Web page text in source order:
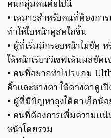
คนกลุ่มคนต่อไปนี้
• เหมาะสำหรับคนที่ต้องก
ทำให้ใบหน้าดูสดใสขึ้น
• ผู้ที่เริ่มมีกรอบหน้าไม่ชัด
ให้หน้าเรียววีเชฟเห็นผลชัดเ
• คนที่อยากทำโปรแกม
คิ้วและหางตา ให้ดวงตาดูเ
• ผู้ที่มีปัญหาถุงใต้ตาเล็กน้
• คนที่ต้องการเพิ่มความแ
หน้าโดยรวม